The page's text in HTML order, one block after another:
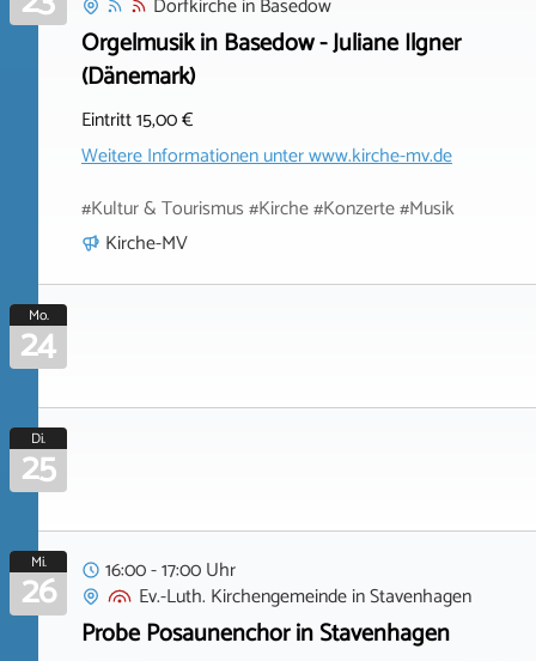
Orgelmusik in Basedow - Juliane Ilgner
(Dänemark)
Eintritt 15,00 €
Weitere Informationen unterwww.kirche-mv.de
#Kultur & Tourismus #Kirche #Konzerte #Musik
Kirche-MV
Mo.
24
Di.
25
Mi.
26
16:00 - 17:00 Uhr
Ev.-Luth. KirchengemeindeinStavenhagen
Probe Posaunenchor in Stavenhagen